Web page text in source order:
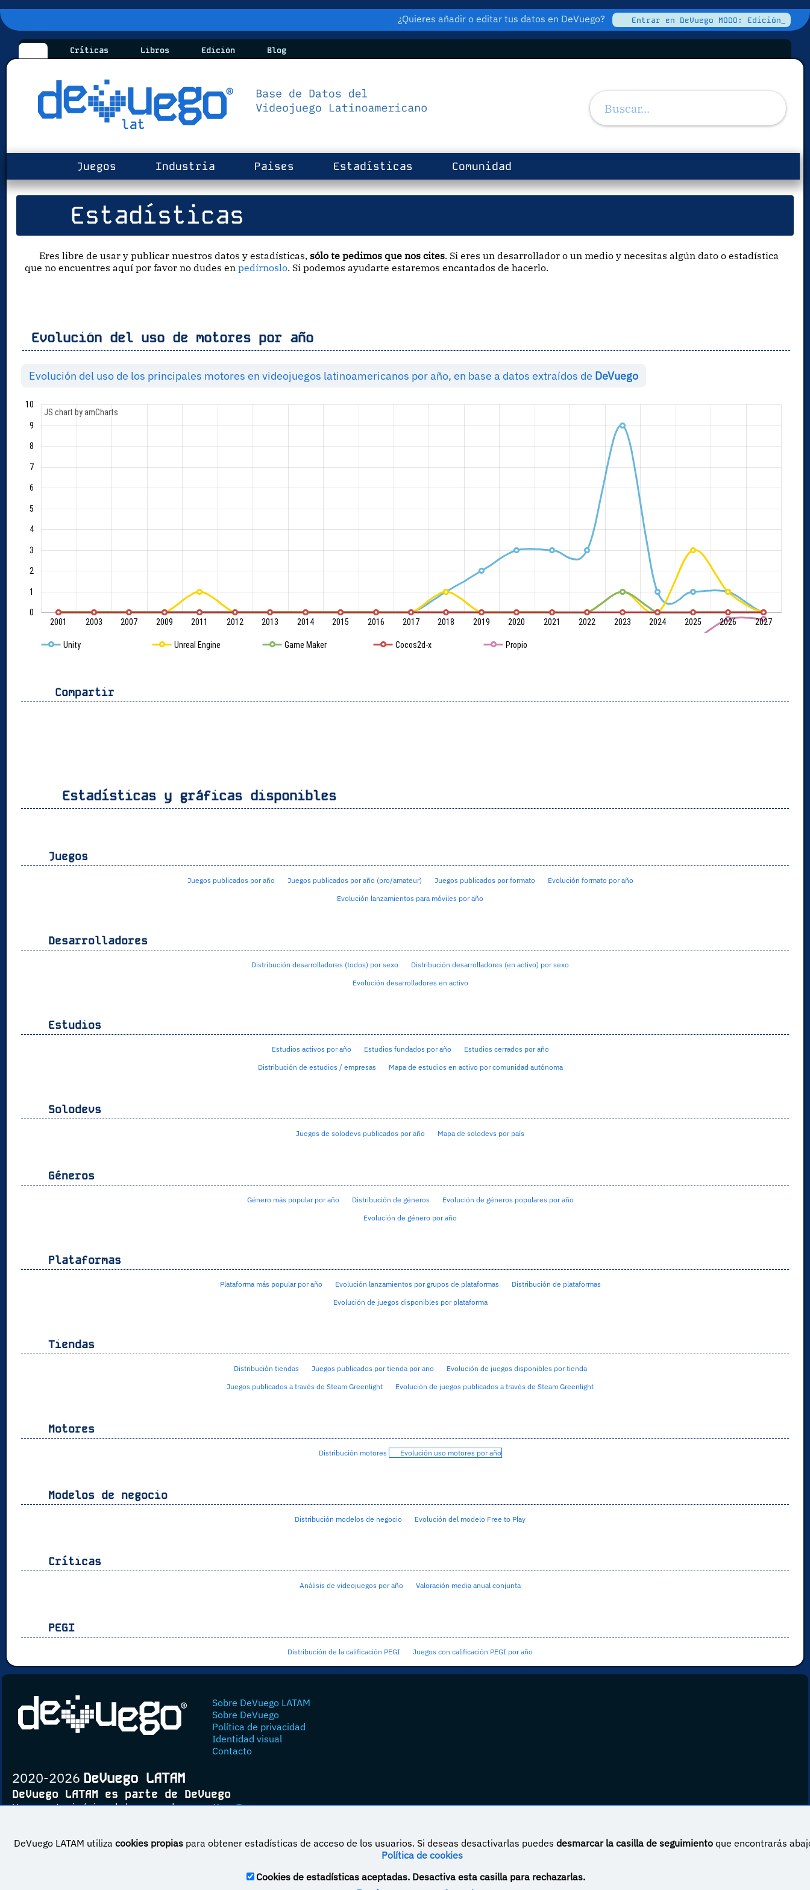
¿Quieres añadir o editar tus datos en DeVuego? Entrar en DeVuego MODO: Edición_
Críticas Libros Edición Blog
Juegos Industria Paises Estadísticas Comunidad
Estadísticas
Eres libre de usar y publicar nuestros datos y estadísticas, sólo te pedimos que nos cites. Si eres un desarrollador o un medio y necesitas algún dato o estadística
que no encuentres aquí por favor no dudes enpedírnoslo. Si podemos ayudarte estaremos encantados de hacerlo.
Evolución del uso de motores por año
Evolución del uso de los principales motores en videojuegos latinoamericanos por año, en base a datos extraídos de DeVuego
2001 2003 2007 2009 2011 2012 2013 2014 2015 2016 2017 2018 2019 2020 2021 2022 2023 2024 2025 2026 2027
0
1
2
3
4
5
6
7
8
9
10
JS chart by amCharts
Unity Unreal Engine Game Maker Cocos2d-x Propio
Compartir
Estadísticas y gráficas disponibles
Juegos
Juegos publicados por año Juegos publicados por año (pro/amateur) Juegos publicados por formato
Evolución formato por año
Evolución lanzamientos para móviles por año
Desarrolladores
Distribución desarrolladores (todos) por sexo
Distribución desarrolladores (en activo) por sexo
Evolución desarrolladores en activo
Estudios
Estudios activos por año Estudios fundados por año
Estudios cerrados por año
Distribución de estudios / empresas
Mapa de estudios en activo por comunidad autónoma
Solodevs
Juegos de solodevs publicados por año Mapa de solodevs por país
Géneros
Género más popular por año Distribución de géneros
Evolución de géneros populares por año
Evolución de género por año
Plataformas
Plataforma más popular por año Evolución lanzamientos por grupos de plataformas
Distribución de plataformas
Evolución de juegos disponibles por plataforma
Tiendas
Distribución tiendas Juegos publicados por tienda por ano
Evolución de juegos disponibles por tienda
Juegos publicados a través de Steam Greenlight
Evolución de juegos publicados a través de Steam Greenlight
Motores
Distribución motores Evolución uso motores por año
Modelos de negocio
Distribución modelos de negocio Evolución del modelo Free to Play
Críticas
Análisis de videojuegos por año Valoración media anual conjunta
PEGI
Distribución de la calificación PEGI Juegos con calificación PEGI por año
Sobre DeVuego LATAM
Sobre DeVuego
Política de privacidad
Identidad visual
Contacto
2020-2026 DeVuego LATAM
DeVuego LATAM es parte de DeVuego
Un proyecto sin ánimo de lucro creado por Yova Turnes
Esta obra está bajo una licencia de Creative Commons Reconocimiento-NoComercial-CompartirIgual 4.0 Internacional
DeVuego LATAM utiliza cookies propiaspara obtener estadísticas de acceso de los usuarios. Si deseas desactivarlas puedes desmarcar la casilla de seguimientoque encontrarás
Política de cookies
Cookies de estadísticas aceptadas. Desactiva esta casilla para rechazarlas.